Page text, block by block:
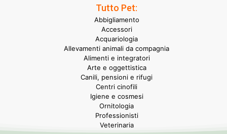
Tutto Pet:
Abbigliamento
Accessori
Acquariologia
Allevamenti animali da compagnia
Alimenti e integratori
Arte e oggettistica
Canili, pensioni e rifugi
Centri cinofili
Igiene e cosmesi
Ornitologia
Professionisti
Veterinaria